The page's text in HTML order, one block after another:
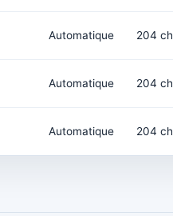
Automatique 204 ch
Automatique 204 ch
Automatique 204 ch